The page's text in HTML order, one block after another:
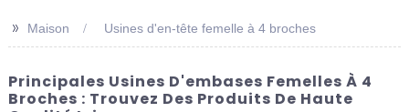
>> Maison Usines d'en-tête femelle à 4 broches
Principales Usines D'embases Femelles À 4
Broches : Trouvez Des Produits De Haute